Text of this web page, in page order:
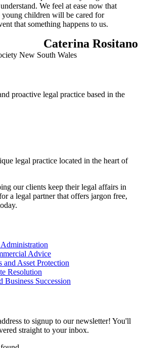
We feel at ease now that
children will be cared for
that something happens to us.
Caterina Rositano
proactive legal practice based in the
legal practice located in the heart of
our clients keep their legal affairs in
a legal partner that offers jargon free,
Administration
Advice
and Asset Protection
Resolution
Business Succession
to signup to our newsletter! You'll
straight to your inbox.